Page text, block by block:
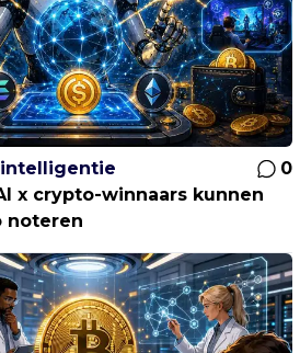
0
x crypto-winnaars kunnen
noteren